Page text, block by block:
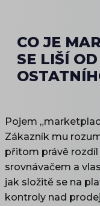
CO JE
SE LIŠÍ
Pojem
Zákazník mu
přitom právě
srovnávačem a
jak složitě se na
kontroly nad